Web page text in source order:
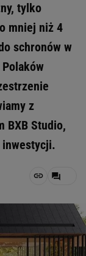
tylko
mniej niż 4
schronów w
z
BXB Studio,
inwestycji.